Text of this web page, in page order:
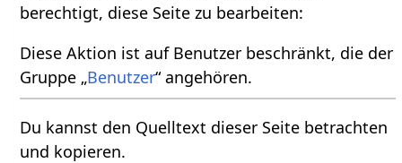
berechtigt, diese Seite zu bearbeiten:
Diese Aktion ist auf Benutzer beschränkt, die der
Gruppe „Benutzer“ angehören.
Du kannst den Quelltext dieser Seite betrachten
und kopieren.